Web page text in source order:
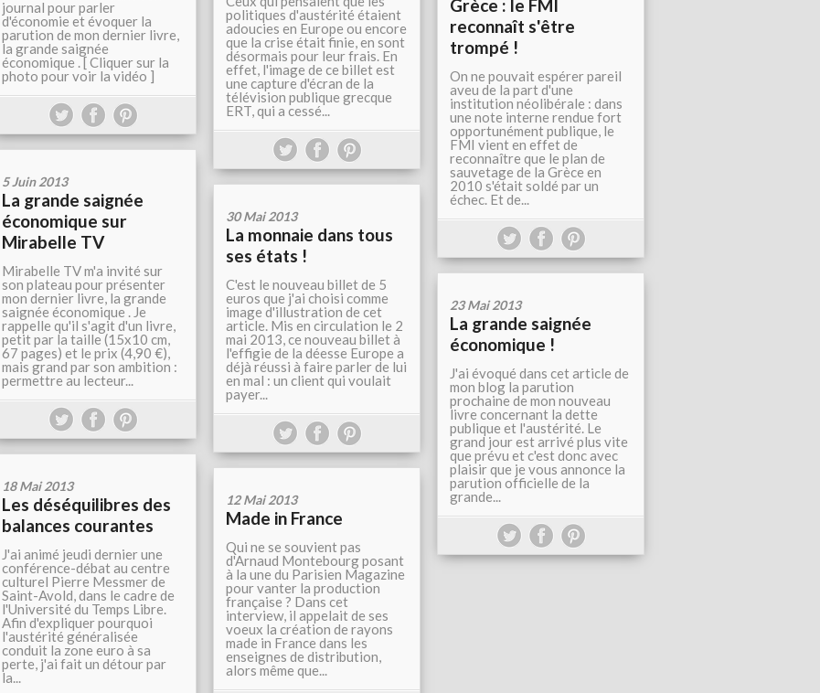
journal pour parler
d'économie et évoquer la
parution de mon dernier livre,
la grande saignée
économique . [ Cliquer sur la
photo pour voir la vidéo ]
politiques d'austérité étaient
adoucies en Europe ou encore
que la crise était finie, en sont
désormais pour leur frais. En
effet, l'image de ce billet est
une capture d'écran de la
télévision publique grecque
ERT, qui a cessé...
Grèce : le FMI
reconnaît s'être
trompé !
On ne pouvait espérer pareil
aveu de la part d'une
institution néolibérale : dans
une note interne rendue fort
opportunément publique, le
FMI vient en effet de
reconnaître que le plan de
sauvetage de la Grèce en
2010 s'était soldé par un
échec. Et de...
5 Juin 2013
La grande saignée
économique sur
Mirabelle TV
Mirabelle TV m'a invité sur
son plateau pour présenter
mon dernier livre, la grande
saignée économique . Je
rappelle qu'il s'agit d'un livre,
petit par la taille (15x10 cm,
67 pages) et le prix (4,90 €),
mais grand par son ambition :
permettre au lecteur...
30 Mai 2013
La monnaie dans tous
ses états !
C'est le nouveau billet de 5
euros que j'ai choisi comme
image d'illustration de cet
article. Mis en circulation le 2
mai 2013, ce nouveau billet à
l'effigie de la déesse Europe a
déjà réussi à faire parler de lui
en mal : un client qui voulait
payer...
23 Mai 2013
La grande saignée
économique !
J'ai évoqué dans cet article de
mon blog la parution
prochaine de mon nouveau
livre concernant la dette
publique et l'austérité. Le
grand jour est arrivé plus vite
que prévu et c'est donc avec
plaisir que je vous annonce la
parution officielle de la
grande...
18 Mai 2013
Les déséquilibres des
balances courantes
J'ai animé jeudi dernier une
conférence-débat au centre
culturel Pierre Messmer de
Saint-Avold, dans le cadre de
l'Université du Temps Libre.
Afin d'expliquer pourquoi
l'austérité généralisée
conduit la zone euro à sa
perte, j'ai fait un détour par
la...
12 Mai 2013
Made in France
Qui ne se souvient pas
d'Arnaud Montebourg posant
à la une du Parisien Magazine
pour vanter la production
française ? Dans cet
interview, il appelait de ses
voeux la création de rayons
made in France dans les
enseignes de distribution,
alors même que...